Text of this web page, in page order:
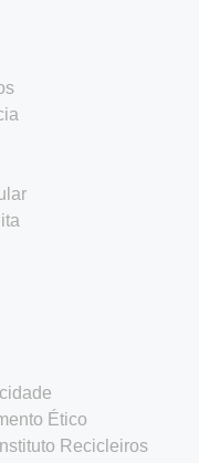
Ético
Recicleiros